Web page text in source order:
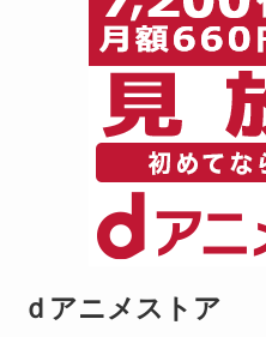
ｄアニメストア